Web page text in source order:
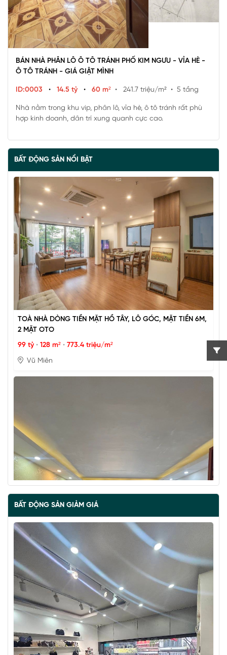
BÁN NHÀ PHÂN LÔ Ô TÔ TRÁNH PHỐ KIM NGƯU - VỈA HÈ -
Ô TÔ TRÁNH - GIÁ GIẬT MÌNH
ID:0003 • 14.5 tỷ • 60 m² • 241.7 triệu/m² • 5 tầng
Nhà nằm trong khu vip, phân lô, vỉa hè, ô tô tránh rất phù
hợp kinh doanh, dân trí xung quanh cực cao.
BẤT ĐỘNG SẢN NỔI BẬT
TOÀ NHÀ DÒNG TIỀN MẶT HỒ TÂY, LÔ GÓC, MẶT TIỀN 6M,
2 MẶT OTO
99 tỷ • 128 m² • 773.4 triệu/m²
Vũ Miên
BÁN ĐẢO VŨ MIÊN, SIÊU PHẨM MẶT HỒ TÂY, 2 THOÁNG,
BẤT ĐỘNG SẢN GIẢM GIÁ